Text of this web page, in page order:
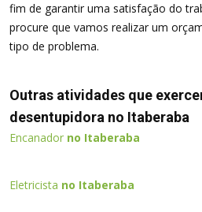
fim de garantir uma satisfação do
procure que vamos realizar um
tipo de problema.
Outras atividades que
desentupidora no Itaberaba
Encanador no Itaberaba
Eletricista no Itaberaba